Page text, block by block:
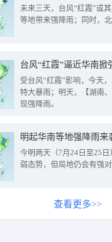
未来三天，台风“红霞”或
等地带来强降雨；同时，
台风“红霞”逼近华南
受台风“红霞”影响，今天
特大暴雨；明天，【湖南
现强降雨。
明起华南等地强降雨
今明两天（7月24日至25
弱态势，但局地仍会有强
查看更多>>